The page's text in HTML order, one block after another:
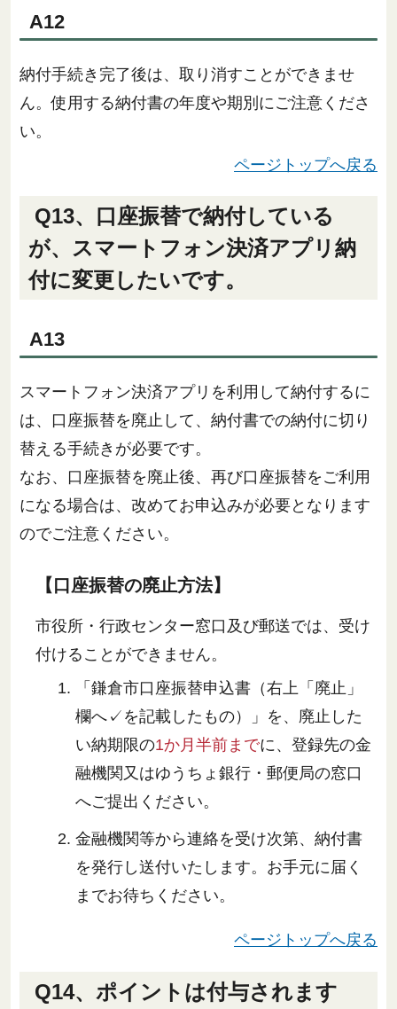
A12
納付手続き完了後は、取り消すことができませ
ん。使用する納付書の年度や期別にご注意くださ
い。
ページトップへ戻る
Q13、口座振替で納付している
が、スマートフォン決済アプリ納
付に変更したいです。
A13
スマートフォン決済アプリを利用して納付するに
は、口座振替を廃止して、納付書での納付に切り
替える手続きが必要です。
なお、口座振替を廃止後、再び口座振替をご利用
になる場合は、改めてお申込みが必要となります
のでご注意ください。
【口座振替の廃止方法】
市役所・行政センター窓口及び郵送では、受け
付けることができません。
「鎌倉市口座振替申込書（右上「廃止」
欄へ✓を記載したもの）」を、廃止した
い納期限の1か月半前までに、登録先の金
融機関又はゆうちょ銀行・郵便局の窓口
へご提出ください。
金融機関等から連絡を受け次第、納付書
を発行し送付いたします。お手元に届く
までお待ちください。
ページトップへ戻る
Q14、ポイントは付与されます